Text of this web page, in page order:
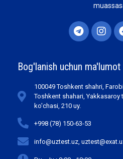
Bog'lanish uchun ma'lumot
100049 Toshkent shahri,
Toshkent shahari,
ko'chasi, 210 uy.
+998 (78) 150-63-53
info@uztest.uz,